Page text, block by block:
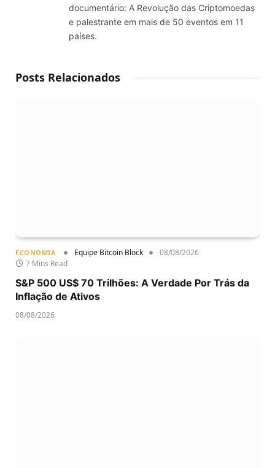
documentário: A Revolução das Criptomoedas
e palestrante em mais de 50 eventos em 11
países.
Posts Relacionados
ECONOMIA Equipe Bitcoin Block
08/08/2026
7 Mins Read
S&P 500 US$ 70 Trilhões: A Verdade Por Trás da
Inflação de Ativos
08/08/2026